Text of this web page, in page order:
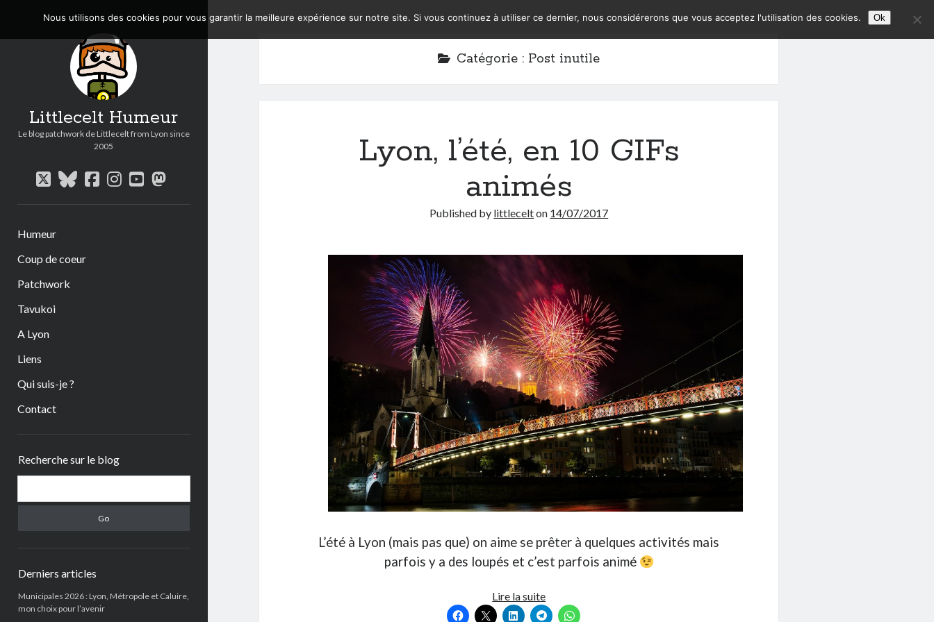
Littlecelt Humeur
Le blog patchwork de Littlecelt from Lyon since
2005
twitterbluesky
facebook
instagram
youtube
mastodon
Humeur
Coup de coeur
Patchwork
Tavukoi
A Lyon
Liens
Qui suis-je ?
Contact
Recherche sur le blog
Derniers articles
Municipales 2026 : Lyon, Métropole et Caluire,
mon choix pour l’avenir
Catégorie : Post inutile
Lyon, l’été, en 10 GIFs
animés
Published by littlecelton 14/07/2017
L’été à Lyon (mais pas que) on aime se prêter à quelques activités mais
parfois y a des loupés et c’est parfois animé
Lire la suiteLyon,
l’été,
Nous utilisons des cookies pour vous garantir la meilleure expérience sur notre site. Si vous continuez à utiliser ce dernier, nous considérerons que vous acceptez l'utilisation des cookies. Ok